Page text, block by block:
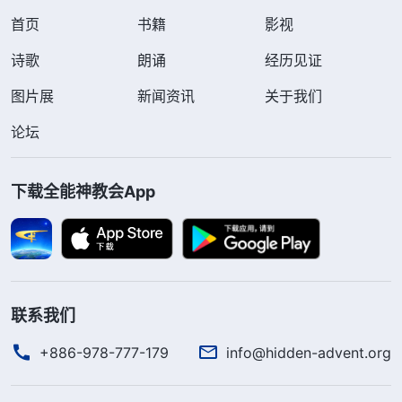
首页 书籍
影视
诗歌
朗诵
经历见证
图片展
新闻资讯
关于我们
论坛
下载全能神教会App
联系我们
+886-978-777-179 info@hidden-advent.org